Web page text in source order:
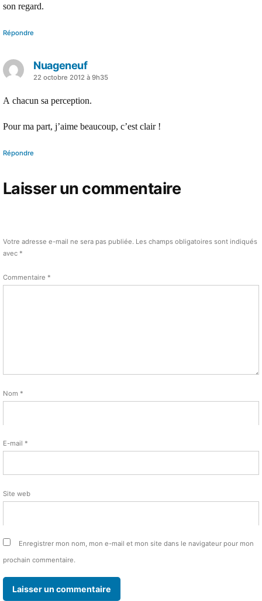
son regard.
Répondre
Nuageneuf
a
22 octobre 2012 à 9h35
A chacun sa perception.
Pour ma part, j’aime beaucoup, c’est clair !
Répondre
Laisser un commentaire
Votre adresse e-mail ne sera pas publiée. Les champs obligatoires sont indiqués
avec *
Commentaire *
Nom *
E-mail *
Site web
Enregistrer mon nom, mon e-mail et mon site dans le navigateur pour mon
prochain commentaire.